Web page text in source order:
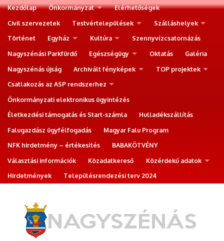
Kezdőlap Önkormányzat
Elérhetőségek
Civil szervezetek
Testvértelepülések
Szálláshelyek
Történet
Egyház Kultúra
Szennyvízcsatornázás
Nagyszénási Parkfürdő
Egészségügy Oktatás
Galéria
Nagyszénás újság
Archivált fényképek
TOP projektek
Csatlakozás az ASP rendszerhez
Önkormányzati elektronikus ügyintézés
Életkezdési támogatás és Start-számla
Hulladékszállítás
Falugazdász ügyfélfogadás
Magyar Falu Program
NFK hirdetmény – értékesítés
BABAKÖTVÉNY
Választási információk
Közadatkereső
Közérdekű adatok
Hirdetmények
Településrendezési terv 2024